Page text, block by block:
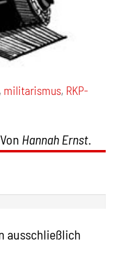
, militarismus, RKP-
Hannah Ernst.
ausschließlich